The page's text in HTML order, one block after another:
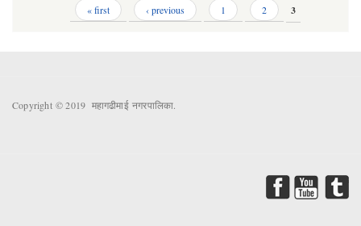
« first ‹ previous 1 2 3
Copyright © 2019 महागढीमाई नगरपालिका.